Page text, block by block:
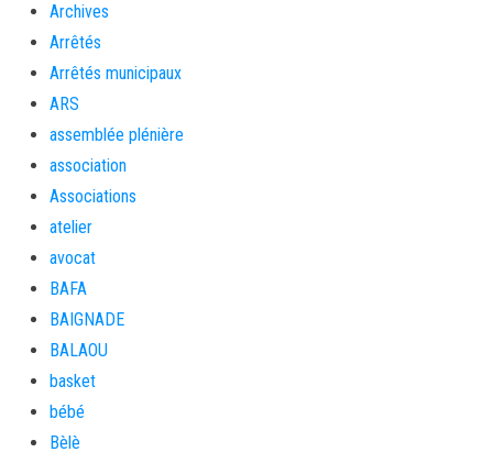
Archives
Arrêtés
Arrêtés municipaux
ARS
assemblée plénière
association
Associations
atelier
avocat
BAFA
BAIGNADE
BALAOU
basket
bébé
Bèlè